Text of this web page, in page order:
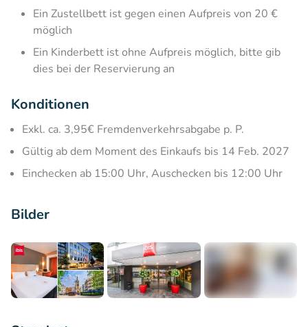
Ein Zustellbett ist gegen einen Aufpreis von 20 €
möglich
Ein Kinderbett ist ohne Aufpreis möglich, bitte gib
dies bei der Reservierung an
Konditionen
Exkl. ca. 3,95€ Fremdenverkehrsabgabe p. P.
Gültig ab dem Moment des Einkaufs bis 14 Feb. 2027
Einchecken ab 15:00 Uhr, Auschecken bis 12:00 Uhr
Bilder